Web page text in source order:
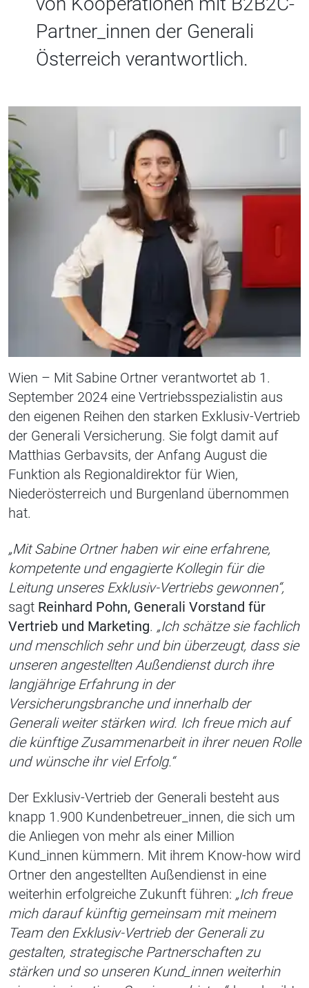
Partner_innen der Generali
Österreich verantwortlich.
Wien – Mit Sabine Ortner verantwortet ab 1.
September 2024 eine Vertriebsspezialistin aus
den eigenen Reihen den starken Exklusiv-Vertrieb
der Generali Versicherung. Sie folgt damit auf
Matthias Gerbavsits, der Anfang August die
Funktion als Regionaldirektor für Wien,
Niederösterreich und Burgenland übernommen
hat.
„Mit Sabine Ortner haben wir eine erfahrene,
kompetente und engagierte Kollegin für die
Leitung unseres Exklusiv-Vertriebs gewonnen“,
sagt Reinhard Pohn, Generali Vorstand für
Vertrieb und Marketing. „Ich schätze sie fachlich
und menschlich sehr und bin überzeugt, dass sie
unseren angestellten Außendienst durch ihre
langjährige Erfahrung in der
Versicherungsbranche und innerhalb der
Generali weiter stärken wird. Ich freue mich auf
die künftige Zusammenarbeit in ihrer neuen Rolle
und wünsche ihr viel Erfolg.“
Der Exklusiv-Vertrieb der Generali besteht aus
knapp 1.900 Kundenbetreuer_innen, die sich um
die Anliegen von mehr als einer Million
Kund_innen kümmern. Mit ihrem Know-how wird
Ortner den angestellten Außendienst in eine
weiterhin erfolgreiche Zukunft führen: „Ich freue
mich darauf künftig gemeinsam mit meinem
Team den Exklusiv-Vertrieb der Generali zu
gestalten, strategische Partnerschaften zu
stärken und so unseren Kund_innen weiterhin